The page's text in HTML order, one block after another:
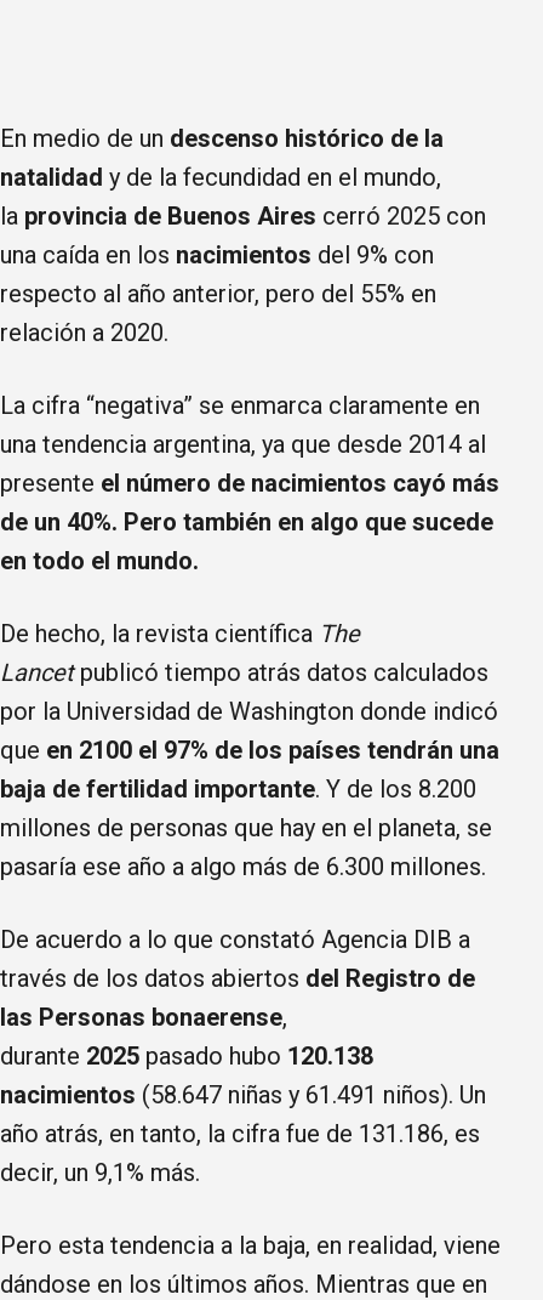
En medio de un descenso histórico de la
natalidad y de la fecundidad en el mundo,
la provincia de Buenos Aires cerró 2025 con
una caída en los nacimientos del 9% con
respecto al año anterior, pero del 55% en
relación a 2020.
La cifra “negativa” se enmarca claramente en
una tendencia argentina, ya que desde 2014 al
presente el número de nacimientos cayó más
de un 40%. Pero también en algo que sucede
en todo el mundo.
De hecho, la revista científica The
Lancetpublicó tiempo atrás datos calculados
por la Universidad de Washington donde indicó
que en 2100 el 97% de los países tendrán una
baja de fertilidad importante. Y de los 8.200
millones de personas que hay en el planeta, se
pasaría ese año a algo más de 6.300 millones.
De acuerdo a lo que constató Agencia DIB a
través de los datos abiertos del Registro de
las Personas bonaerense,
durante 2025 pasado hubo 120.138
nacimientos (58.647 niñas y 61.491 niños). Un
año atrás, en tanto, la cifra fue de 131.186, es
decir, un 9,1% más.
Pero esta tendencia a la baja, en realidad, viene
dándose en los últimos años. Mientras que en